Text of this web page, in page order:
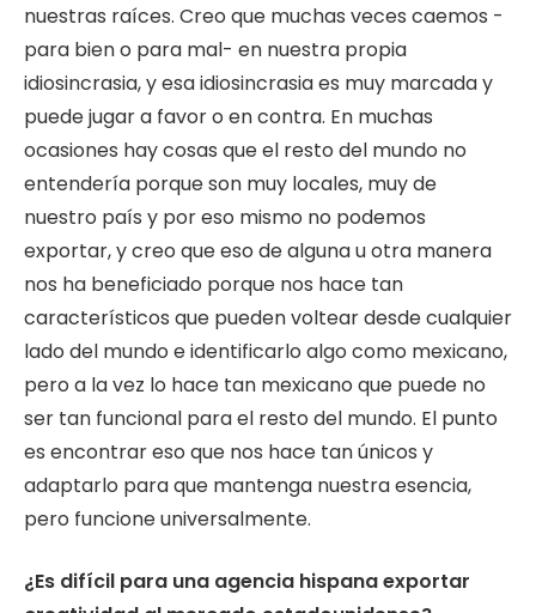
nuestras raíces. Creo que muchas veces caemos -
para bien o para mal- en nuestra propia
idiosincrasia, y esa idiosincrasia es muy marcada y
puede jugar a favor o en contra. En muchas
ocasiones hay cosas que el resto del mundo no
entendería porque son muy locales, muy de
nuestro país y por eso mismo no podemos
exportar, y creo que eso de alguna u otra manera
nos ha beneficiado porque nos hace tan
característicos que pueden voltear desde cualquier
lado del mundo e identificarlo algo como mexicano,
pero a la vez lo hace tan mexicano que puede no
ser tan funcional para el resto del mundo. El punto
es encontrar eso que nos hace tan únicos y
adaptarlo para que mantenga nuestra esencia,
pero funcione universalmente.
¿Es difícil para una agencia hispana exportar